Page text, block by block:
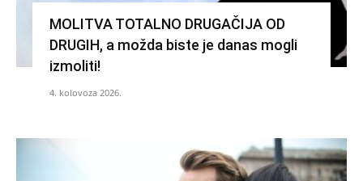
MOLITVA TOTALNO DRUGAČIJA OD
DRUGIH, a možda biste je danas mogli
izmoliti!
4. kolovoza 2026.